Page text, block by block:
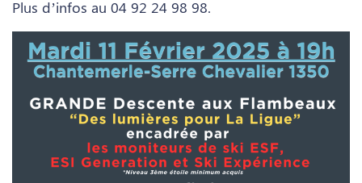
Plus d’infos au 04 92 24 98 98.